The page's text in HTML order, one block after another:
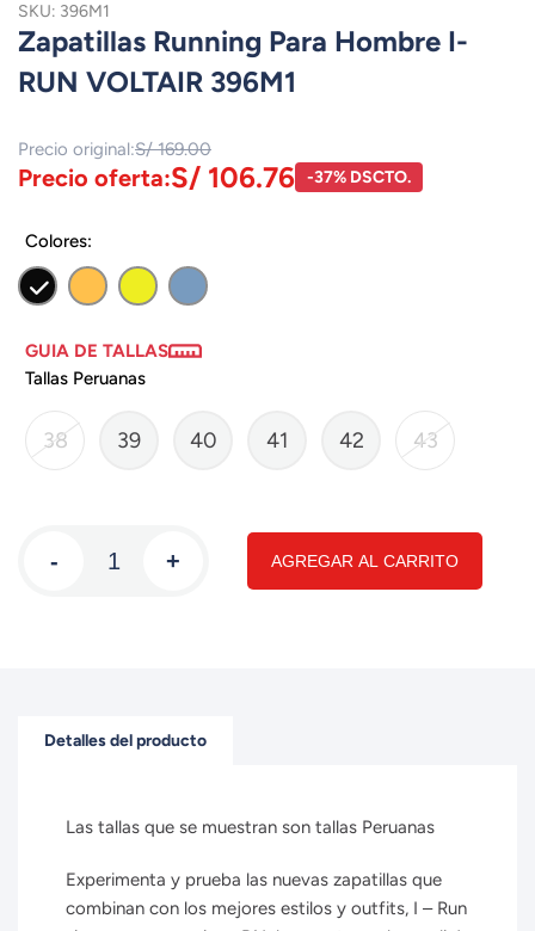
SKU: 396M1
Zapatillas Running Para Hombre I-
RUN VOLTAIR 396M1
Precio original:S/ 169.00
Precio oferta:S/ 106.76 -37% DSCTO.
Colores:
GUIA DE TALLAS
Tallas Peruanas
38 39 40 41 42 43
- + AGREGAR AL CARRITO
Detalles del producto
Las tallas que se muestran son tallas Peruanas
Experimenta y prueba las nuevas zapatillas que
combinan con los mejores estilos y outfits, I – Run